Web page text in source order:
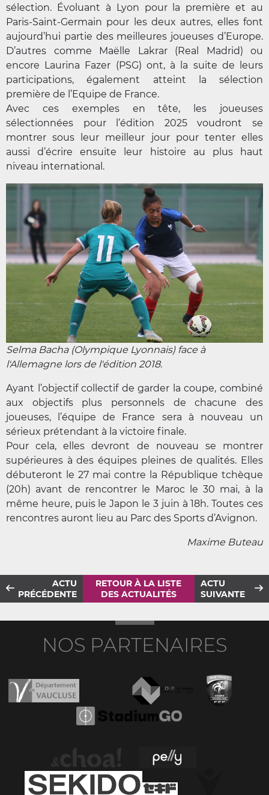
sélection. Évoluant à Lyon pour la première et au
Paris-Saint-Germain pour les deux autres, elles font
aujourd’hui partie des meilleures joueuses d’Europe.
D’autres comme Maëlle Lakrar (Real Madrid) ou
encore Laurina Fazer (PSG) ont, à la suite de leurs
participations, également atteint la sélection
première de l’Equipe de France.
Avec ces exemples en tête, les joueuses
sélectionnées pour l’édition 2025 voudront se
montrer sous leur meilleur jour pour tenter elles
aussi d’écrire ensuite leur histoire au plus haut
niveau international.
Selma Bacha (Olympique Lyonnais) face à
l'Allemagne lors de l'édition 2018.
Ayant l’objectif collectif de garder la coupe, combiné
aux objectifs plus personnels de chacune des
joueuses, l’équipe de France sera à nouveau un
sérieux prétendant à la victoire finale.
Pour cela, elles devront de nouveau se montrer
supérieures à des équipes pleines de qualités. Elles
débuteront le 27 mai contre la République tchèque
(20h) avant de rencontrer le Maroc le 30 mai, à la
même heure, puis le Japon le 3 juin à 18h. Toutes ces
rencontres auront lieu au Parc des Sports d’Avignon.
Maxime Buteau
ACTU
PRÉCÉDENTE
RETOUR À LA LISTE
DES ACTUALITÉS
ACTU
SUIVANTE
NOS PARTENAIRES